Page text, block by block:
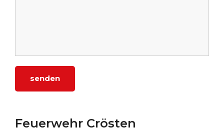
senden
Feuerwehr Crösten